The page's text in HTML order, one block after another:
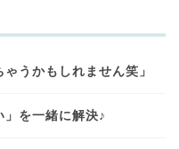
うかもしれません笑」
を一緒に解決♪